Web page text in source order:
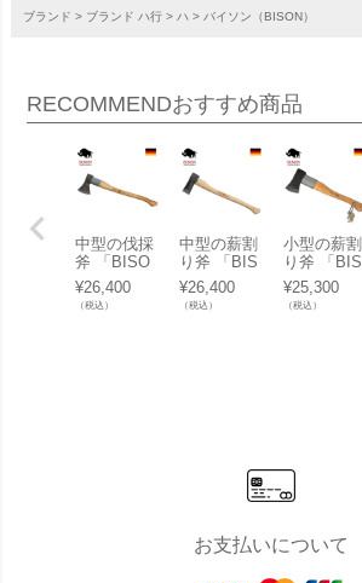
ブランド ブランド ハ行 ハ バイソン（BISON）
RECOMMENDおすすめ商品
中型の伐採
斧 「BISO
N（バイソ
ン） AXE 1
879シリー
¥26,400
（税込）
中型の薪割
り斧 「BIS
ON（バイ
ソン） AXE
1879シリー
¥26,400
（税込）
小型の薪割
り斧 「BIS
ON（バイ
ソン） AXE
1879シリー
¥25,300
（税込）
お支払いについて